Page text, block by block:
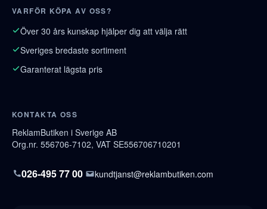
VARFÖR KÖPA AV OSS?
Över 30 års kunskap hjälper dig att välja rätt
Sveriges bredaste sortiment
Garanterat lägsta pris
KONTAKTA OSS
ReklamButiken i Sverige AB
Org.nr. 556706-7102, VAT SE556706710201
026-495 77 00 kundtjanst@reklambutiken.com